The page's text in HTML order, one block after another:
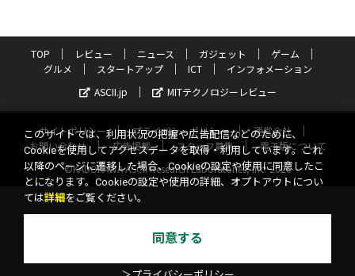
TOP レビュー ニュース ガジェット
ゲーム
グルメ
スタートアップ ICT
インフォメーション
ASCII.jp
MITテクノロジーレビュー
サイトポリシー プライバシーポリシー
運営会社
お問い合わせ
広告掲載 スタッフ募集
電子版について
©KADOKAWA ASCII Research Laboratories, Inc. 2026
このサイトでは、利用状況の把握や広告配信などのために、
Cookieを使用してアクセスデータを取得・利用しています。これ
以降のページに遷移した場合、Cookieの設定や使用に同意したこ
とになります。Cookieの設定や使用の詳細、オプトアウトについ
ては詳細 をご覧ください。
同意する